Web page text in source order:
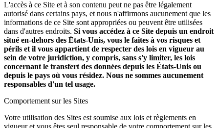
L'accès à ce Site et à son contenu peut ne pas être légalement
autorisé dans certains pays, et nous n'affirmons aucunement que les
informations de ce Site sont appropriées ou peuvent être utilisées
dans d'autres endroits. Si vous accédez à ce Site depuis un endroit
situé en-dehors des États-Unis, vous le faites à vos risques et
périls et il vous appartient de respecter des lois en vigueur au
sein de votre juridiction, y compris, sans s'y limiter, les lois
concernant le transfert des données depuis les États-Unis ou
depuis le pays où vous résidez. Nous ne sommes aucunement
responsables d'un tel usage.
Comportement sur les Sites
Votre utilisation des Sites est soumise aux lois et règlements en